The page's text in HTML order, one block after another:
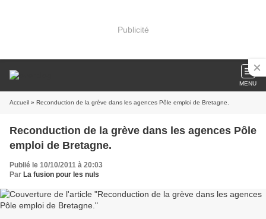
Publicité
MENU
Accueil » Reconduction de la grève dans les agences Pôle emploi de Bretagne.
Reconduction de la grève dans les agences Pôle
emploi de Bretagne.
Publié le 10/10/2011 à 20:03
Par La fusion pour les nuls